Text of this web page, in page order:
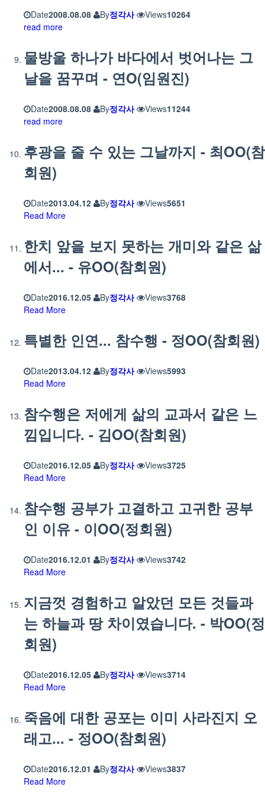
Date2008.08.08 By정각사 Views10264
read more
물방울 하나가 바다에서 벗어나는 그
날을 꿈꾸며 - 연O(임원진)
Date2008.08.08 By정각사 Views11244
read more
후광을 줄 수 있는 그날까지 - 최OO(참
회원)
Date2013.04.12 By정각사 Views5651
Read More
한치 앞을 보지 못하는 개미와 같은 삶
에서... - 유OO(참회원)
Date2016.12.05 By정각사 Views3768
Read More
특별한 인연... 참수행 - 정OO(참회원)
Date2013.04.12 By정각사 Views5993
Read More
참수행은 저에게 삶의 교과서 같은 느
낌입니다. - 김OO(참회원)
Date2016.12.05 By정각사 Views3725
Read More
참수행 공부가 고결하고 고귀한 공부
인 이유 - 이OO(정회원)
Date2016.12.01 By정각사 Views3742
Read More
지금껏 경험하고 알았던 모든 것들과
는 하늘과 땅 차이였습니다. - 박OO(정
회원)
Date2016.12.05 By정각사 Views3714
Read More
죽음에 대한 공포는 이미 사라진지 오
래고... - 정OO(참회원)
Date2016.12.01 By정각사 Views3837
Read More